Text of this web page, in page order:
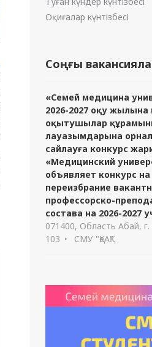
Оқиғалар күнтізбесі
Соңғы
«Семей медицина
2026-2027 оқу жылына
оқытушылар
лауазымдарына
сайлауға конкурс
«Медицинский
объявляет конкурс
переизбрание
профессорско-
состава на 2026-2027
071400, Область Абай,
103
СМУ "ҚеАҚ"